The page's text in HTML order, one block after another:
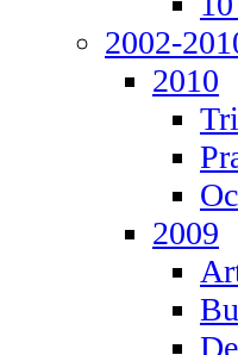
2002-
2010
2009